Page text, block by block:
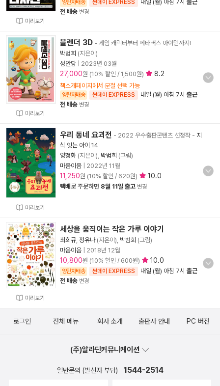
미리보기
양탄자배송 썬데이 EXPRESS 내일 (월) 아침 7시 출근
전 배송 변경
미리보기
블렌더 3D - 게임 캐릭터부터 메타버스 아이템까지!
박범희 (지은이)
성안당
2023년 03월
27,000원 (10% 할인 / 1,500원) 8.2
책소개페이지에서 분철 선택 가능
양탄자배송 썬데이 EXPRESS 내일 (월) 아침 7시 출근
전 배송 변경
미리보기
우리 동네 요괴전 - 2022 우수출판콘텐츠 선정작 - 지
식 잇는 아이 14
양정화 (지은이), 박범희 (그림)
마음이음
2022년 11월
11,250원 (10% 할인 / 620원) 10.0
택배로 주문하면 8월 11일 출고 변경
미리보기
세상을 움직이는 작은 가루 이야기
최희규 정유나(지은이), 박범희 (그림)
마음이음
2018년 12월
10,800원 (10% 할인 / 600원) 10.0
양탄자배송 썬데이 EXPRESS 내일 (월) 아침 7시 출근
전 배송 변경
로그인 전체 메뉴 회사 소개 출판사 안내 PC 버전
(주)알라딘커뮤니케이션
일반문의 (발신자 부담) 1544-2514